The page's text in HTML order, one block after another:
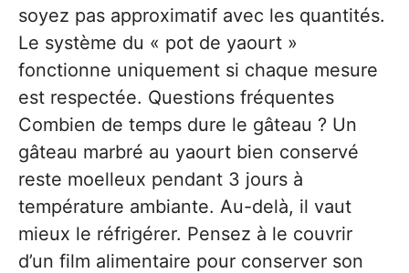
soyez pas approximatif avec les quantités.
Le système du « pot de yaourt »
fonctionne uniquement si chaque mesure
est respectée. Questions fréquentes
Combien de temps dure le gâteau ? Un
gâteau marbré au yaourt bien conservé
reste moelleux pendant 3 jours à
température ambiante. Au-delà, il vaut
mieux le réfrigérer. Pensez à le couvrir
d’un film alimentaire pour conserver son